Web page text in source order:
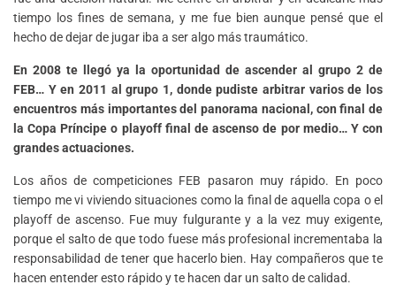
tiempo los fines de semana, y me fue bien aunque pensé que el
hecho de dejar de jugar iba a ser algo más traumático.
En 2008 te llegó ya la oportunidad de ascender al grupo 2 de
FEB… Y en 2011 al grupo 1, donde pudiste arbitrar varios de los
encuentros más importantes del panorama nacional, con final de
la Copa Príncipe o playoff final de ascenso de por medio… Y con
grandes actuaciones.
Los años de competiciones FEB pasaron muy rápido. En poco
tiempo me vi viviendo situaciones como la final de aquella copa o el
playoff de ascenso. Fue muy fulgurante y a la vez muy exigente,
porque el salto de que todo fuese más profesional incrementaba la
responsabilidad de tener que hacerlo bien. Hay compañeros que te
hacen entender esto rápido y te hacen dar un salto de calidad.